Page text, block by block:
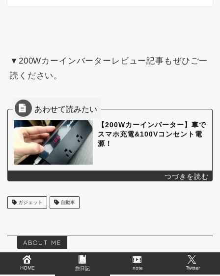
▼200Wカーインバーターレビュー記事もぜひご一
読ください。
【200Wカーインバーター】車で
スマホ充電&100Vコンセント電
源！
ガジェット 自動車
ABOUT ME
HOME 旅日記 note Twitter